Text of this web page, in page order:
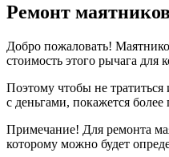
Ремонт
Добро пожаловать!
стоимость этого рычага
Поэтому чтобы не
с деньгами, покажется
Примечание! Для ремонта
которому можно будет